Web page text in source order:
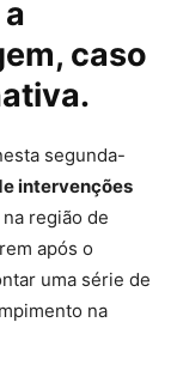
caso
segunda-
intervenções
região de
após o
uma série de
na